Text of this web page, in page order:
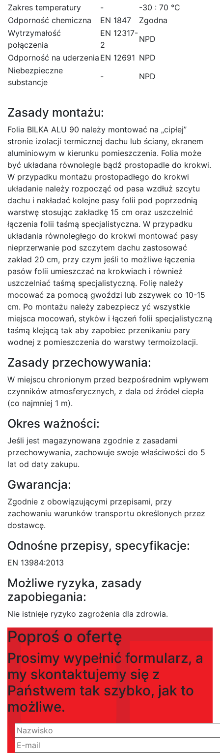
Zakres temperatury
-
-30 : 70 °C
Odporność chemiczna
EN 1847
Zgodna
Wytrzymałość
połączenia
EN 12317-
2
NPD
Odporność na uderzenia EN 12691 NPD
Niebezpieczne
substancje
- NPD
Zasady montażu:
Folia BILKA ALU 90 należy montować na „cipłej”
stronie izolacji termicznej dachu lub ściany, ekranem
aluminiowym w kierunku pomieszczenia. Folia może
być układana rόwnolegle bądź prostopadle do krokwi.
W przypadku montażu prostopadłego do krokwi
układanie należy rozpocząć od pasa wzdłuż szcytu
dachu i nakładać kolejne pasy folii pod poprzednią
warstwę stosując zakładkę 15 cm oraz uszczelnić
łączenia folii taśmą specjalistyczna. W przypadku
układania rόwnoległego do krokwi montować pasy
nieprzerwanie pod szczytem dachu zastosować
zakład 20 cm, przy czym jeśli to możliwe łączenia
pasόw folii umieszczać na krokwiach i rόwnieź
uszczelniać taśmą specjalistyczną. Folię należy
mocować za pomocą gwoździ lub zszywek co 10-15
cm. Po montażu należy zabezpiecz yć wszystkie
miejsca mocowań, stykόw i łączeń folii specjalistyczną
taśmą klejącą tak aby zapobiec przenikaniu pary
wodnej z pomieszczenia do warstwy termoizolacji.
Zasady przechowywania:
W miejscu chronionym przed bezpośrednim wpływem
czynników atmosferycznych, z dala od źródeł ciepła
(co najmniej 1 m).
Okres ważności:
Jeśli jest magazynowana zgodnie z zasadami
przechowywania, zachowuje swoje właściwości do 5
lat od daty zakupu.
Gwarancja:
Zgodnie z obowiązującymi przepisami, przy
zachowaniu warunków transportu określonych przez
dostawcę.
Odnośne przepisy, specyfikacje:
EN 13984:2013
Możliwe ryzyka, zasady
zapobiegania:
Nie istnieje ryzyko zagrożenia dla zdrowia.
Poproś o ofertę
Prosimy wypełnić formularz, a
my skontaktujemy się z
Państwem tak szybko, jak to
możliwe.